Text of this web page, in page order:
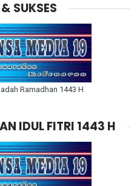
SUKSES
Ramadhan 1443 H
IDUL FITRI 1443 H